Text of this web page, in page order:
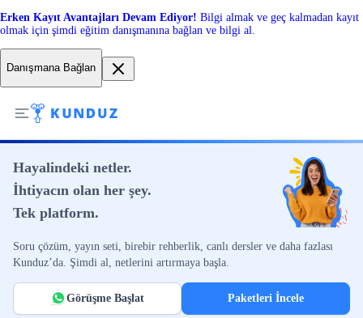
Erken Kayıt Avantajları Devam Ediyor! Bilgi almak ve geç kalmadan kayıt
olmak için şimdi eğitim danışmanına bağlan ve bilgi al.
Danışmana Bağlan
Hayalindeki netler.
İhtiyacın olan her şey.
Tek platform.
Soru çözüm, yayın seti, birebir rehberlik, canlı dersler ve daha fazlası
Kunduz’da. Şimdi al, netlerini artırmaya başla.
Görüşme Başlat Paketleri İncele